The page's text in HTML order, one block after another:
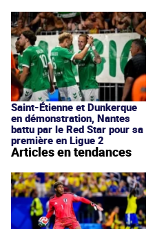
Saint-Étienne et Dunkerque
en démonstration, Nantes
battu par le Red Star pour sa
première en Ligue 2
Articles en tendances